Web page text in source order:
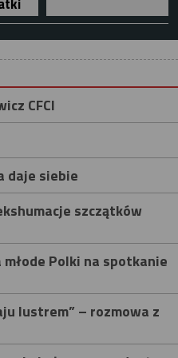
CFCI
daje siebie
szczątków
Polki na spotkanie
lustrem” – rozmowa z